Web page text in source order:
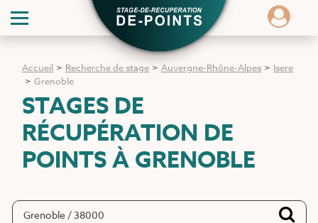
Accueil > Recherche de stage > Auvergne-Rhône-Alpes > Isere
> Grenoble
STAGES DE
RÉCUPÉRATION DE
POINTSÀ GRENOBLE